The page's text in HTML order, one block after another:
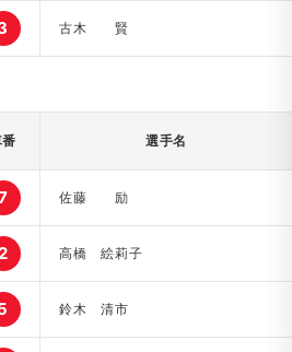
古木 賢
選手名
佐藤 励
2 高橋 絵莉子
鈴木 清市